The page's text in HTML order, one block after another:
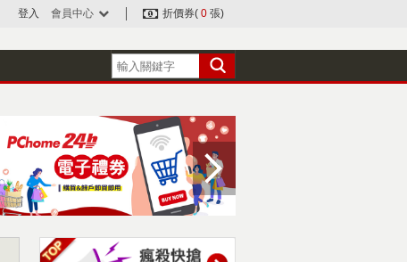
登入 會員中心 折價券( 0 張)